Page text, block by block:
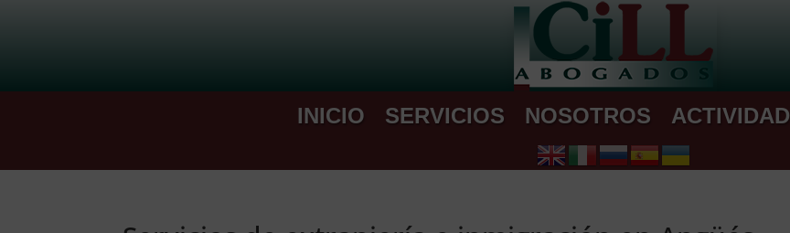
INICIO SERVICIOS NOSOTROS ACTIVIDAD